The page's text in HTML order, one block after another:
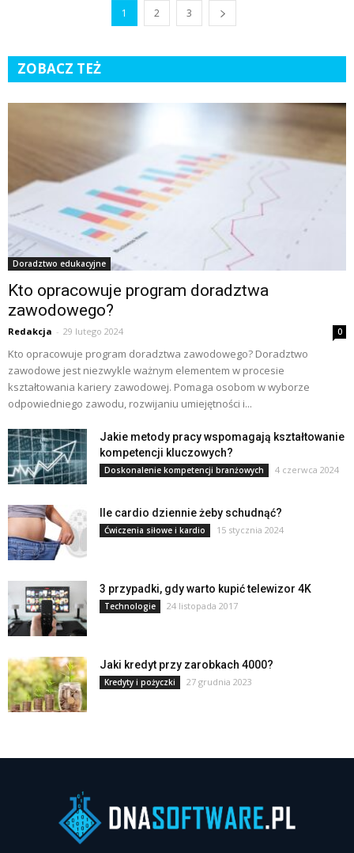
1 2 3
ZOBACZ TEŻ
Doradztwo edukacyjne
Kto opracowuje program doradztwa
zawodowego?
Redakcja - 29 lutego 2024 0
Kto opracowuje program doradztwa zawodowego? Doradztwo
zawodowe jest niezwykle ważnym elementem w procesie
kształtowania kariery zawodowej. Pomaga osobom w wyborze
odpowiedniego zawodu, rozwijaniu umiejętności i...
Jakie metody pracy wspomagają kształtowanie
kompetencji kluczowych?
Doskonalenie kompetencji branżowych 4 czerwca 2024
Ile cardio dziennie żeby schudnąć?
Ćwiczenia siłowe i kardio 15 stycznia 2024
3 przypadki, gdy warto kupić telewizor 4K
Technologie 24 listopada 2017
Jaki kredyt przy zarobkach 4000?
Kredyty i pożyczki 27 grudnia 2023